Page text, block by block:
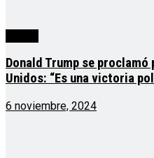
Donald Trump se
Unidos: “Es una victoria
6 noviembre, 2024